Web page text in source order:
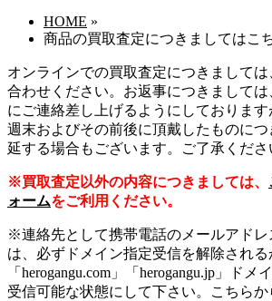
HOME »
商品の買取査定につきましてはこ
オンラインでの買取査定につきまして
合わせください。お返事につきまして
にご連絡差し上げるようにしておりま
週末およびその前後に頂戴したものに
延する場合もございます。ご了承くださ
※買取査定以外の内容につきましては、
ォームをご利用ください。
※連絡先として携帯電話のメールアドレ
は、必ずドメイン指定受信を解除される
「herogangu.com」「herogangu.jp」ド
受信可能な状態にして下さい。こちら